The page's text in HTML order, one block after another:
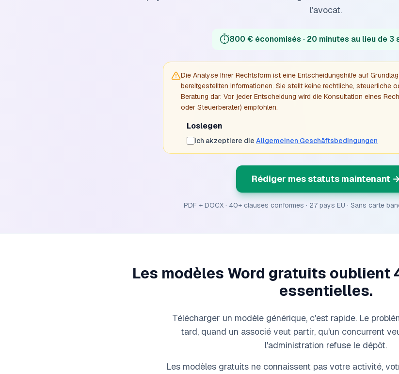
l'avocat.
⏱️800 € économisés · 20 minutes au lieu de 3
Die Analyse Ihrer Rechtsform ist eine Entscheidungshilfe auf
bereitgestellten Informationen. Sie stellt keine rechtliche, steuerliche
Beratung dar. Vor jeder Entscheidung wird die Konsultation eines
oder Steuerberater) empfohlen.
Loslegen
Ich akzeptiere die Allgemeinen Geschäftsbedingungen
Rédiger mes statuts maintenant
PDF + DOCX · 40+ clauses conformes · 27 pays EU · Sans carte
Les modèles Word gratuits oublient
essentielles.
Télécharger un modèle générique, c'est rapide. Le
tard, quand un associé veut partir, qu'un concurrent
l'administration refuse le dépôt.
Les modèles gratuits ne connaissent pas votre activité,